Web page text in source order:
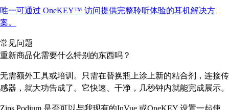
唯一可通过 OneKEY™ 访问提供完整聆听体验的耳机解决方
案。
常见问题
重新商品化需要什么特别的东西吗？
无需额外工具或培训。只需在替换瓶上涂上新的粘合剂，连接传
感器，就大功告成了。它快速、干净，几秒钟内就能完成展示。